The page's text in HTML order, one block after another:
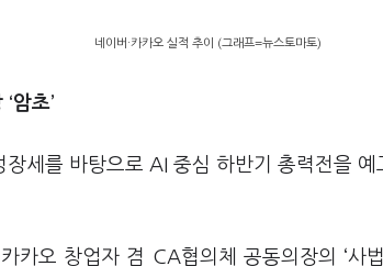
네이버·카카오 실적 추이 (그래프=뉴스토마토)
‘암초’
장세를 바탕으로 AI중심 하반기 총력전을 예
카오 창업자 겸 CA협의체 공동의장의 ‘사